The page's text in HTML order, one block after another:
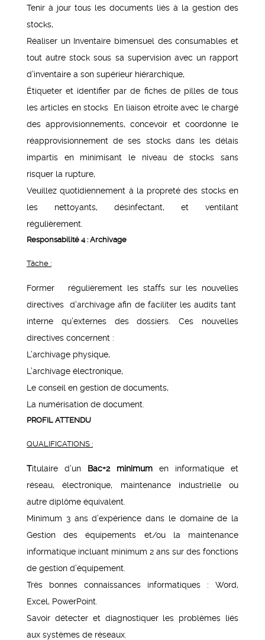
Tenir à jour tous les documents liés à la gestion des
stocks,
Réaliser un Inventaire bimensuel des consumables et
tout autre stock sous sa supervision avec un rapport
d’inventaire a son supérieur hiérarchique,
Étiqueter et identifier par de fiches de pilles de tous
les articles en stocks En liaison étroite avec le chargé
des approvisionnements, concevoir et coordonne le
réapprovisionnement de ses stocks dans les délais
impartis en minimisant le niveau de stocks sans
risquer la rupture,
Veuillez quotidiennement à la propreté des stocks en
les nettoyants, désinfectant, et ventilant
régulièrement.
Responsabilité 4 : Archivage
Tâche :
Former régulièrement les staffs sur les nouvelles
directives d’archivage afin de faciliter les audits tant
interne qu’externes des dossiers. Ces nouvelles
directives concernent :
L’archivage physique,
L’archivage électronique,
Le conseil en gestion de documents,
La numérisation de document.
PROFIL ATTENDU
QUALIFICATIONS :
Titulaire d’un Bac+2 minimum en informatique et
réseau, électronique, maintenance industrielle ou
autre diplôme équivalent.
Minimum 3 ans d’expérience dans le domaine de la
Gestion des équipements et/ou la maintenance
informatique incluant minimum 2 ans sur des fonctions
de gestion d’équipement.
Très bonnes connaissances informatiques : Word,
Excel, PowerPoint.
Savoir détecter et diagnostiquer les problèmes liés
aux systèmes de réseaux.